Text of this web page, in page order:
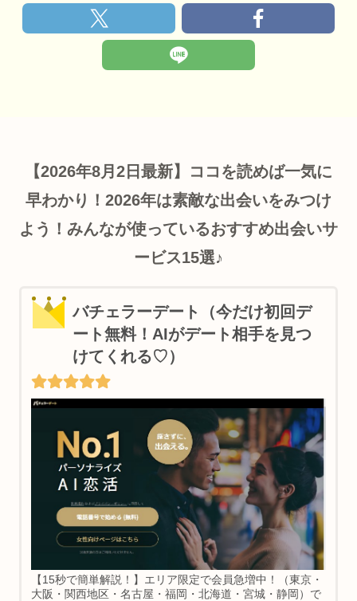
【2026年8月2日最新】ココを読めば一気に
早わかり！2026年は素敵な出会いをみつけ
よう！みんなが使っているおすすめ出会いサ
ービス15選♪
バチェラーデート（今だけ初回デ
ート無料！AIがデート相手を見つ
けてくれる♡）
【15秒で簡単解説！】エリア限定で会員急増中！（東京・
大阪・関西地区・名古屋・福岡・北海道・宮城・静岡）で